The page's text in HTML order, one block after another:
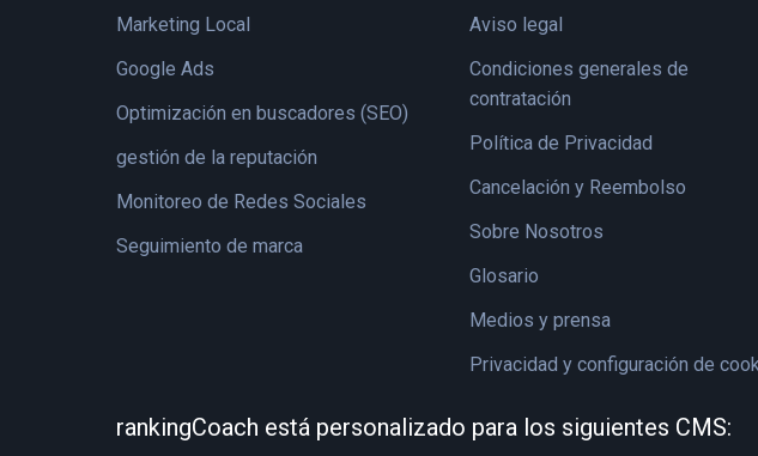
Marketing Local
Google Ads
Optimización en buscadores (SEO)
gestión de la reputación
Monitoreo de Redes Sociales
Seguimiento de marca
Aviso legal
Condiciones generales de
contratación
Política de Privacidad
Cancelación y Reembolso
Sobre Nosotros
Glosario
Medios y prensa
Privacidad y configuración de
rankingCoach está personalizado para los siguientes CMS: